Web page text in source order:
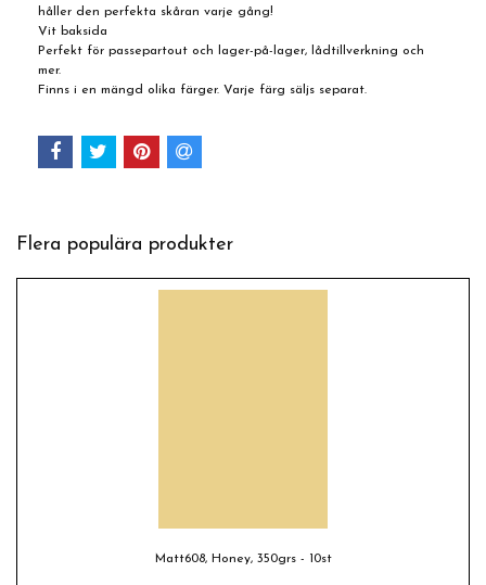
håller den perfekta skåran varje gång!
Vit baksida
Perfekt för passepartout och lager-på-lager, lådtillverkning och
mer.
Finns i en mängd olika färger. Varje färg säljs separat.
Flera populära produkter
Matt608, Honey, 350grs - 10st